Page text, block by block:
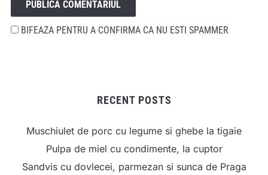
BIFEAZA PENTRU A CONFIRMA CA NU ESTI SPAMMER
RECENT POSTS
Muschiulet de porc cu legume si ghebe la tigaie
Pulpa de miel cu condimente, la cuptor
Sandvis cu dovlecei, parmezan si sunca de Praga